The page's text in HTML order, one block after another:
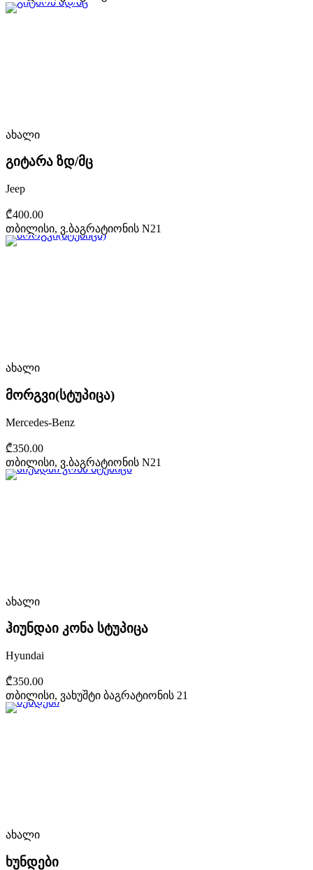
ახალი
გიტარა ზდ/მც
Jeep
₾400.00
თბილისი, ვ.ბაგრატიონის N21
ახალი
მორგვი(სტუპიცა)
Mercedes-Benz
₾350.00
თბილისი, ვ.ბაგრატიონის N21
ახალი
ჰიუნდაი კონა სტუპიცა
Hyundai
₾350.00
თბილისი, ვახუშტი ბაგრატიონის 21
ახალი
ხუნდები